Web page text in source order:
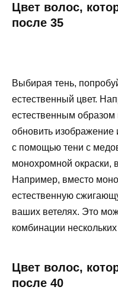
Цвет волос,
после 35
Выбирая тень,
естественный цвет.
естественным
обновить изображение
с помощью тени с
монохромной окраски,
Например, вместо
естественную
ваших ветелях. Это
комбинации
Цвет волос,
после 40